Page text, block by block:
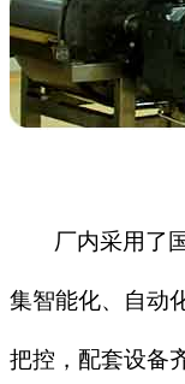
厂内采用了
集智能化、自动
把控，配套设备